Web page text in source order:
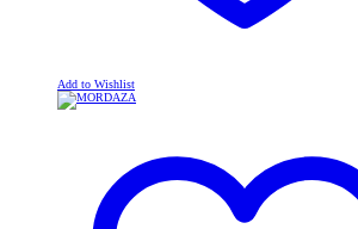
Add to Wishlist